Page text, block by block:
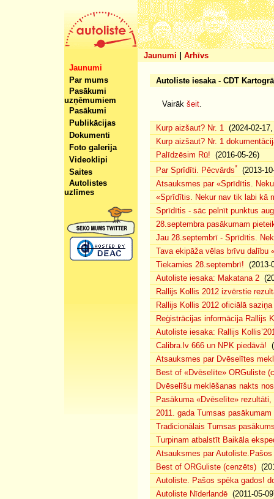
Jaunumi
Arhīvs
Jaunumi
Par mums
Pasākumi
uzņēmumiem
Pasākumi
Publikācijas
Dokumenti
Foto galerija
Videoklipi
Saites
Autolistes
uzlīmes
Autoliste iesaka - CDT
Vairāk šeit.
Kurp aizšaut? Nr. 1 (2024-02-
Kurp aizšaut? Nr. 1
Palīdzēsim Rū! (2016-05-26)
Par Sprīdīti. Pēcvārds*
(2013-
Atsauksmes par «Sprīdītis.
«Sprīdītis. Nekur nav tik labi kā
Sprīdītis - sāc pelnīt punktus
28.septembra pasākumam
Jau 28.septembrī - Sprīdītis.
Tava ekipāža vēlas brīvu dalību
Tiekamies 28.septembrī! (2013-
Autoliste iesaka: Makatana 2
Rallijs Kollis 2012 izvērstie
Rallijs Kollis 2012 oficiālā saziņa
Reģistrācijas informācija Rallijs
Autoliste iesaka: Rallijs
Calibra.lv 666 un NPK piedāvā!
Atsauksmes par Dvēselītes
Best of «Dvēselīte» ORGuliste
Dvēselīšu meklēšanas nakts
Pasākuma «Dvēselīte»
2011. gada Tumsas
Tradicionālais Tumsas
Turpinam atbalstīt Baikāla
Atsauksmes par
Best of ORGuliste (cenzēts)
Autoliste. Pašos spēka gados!
Autoliste Nīderlandē (2011-05-